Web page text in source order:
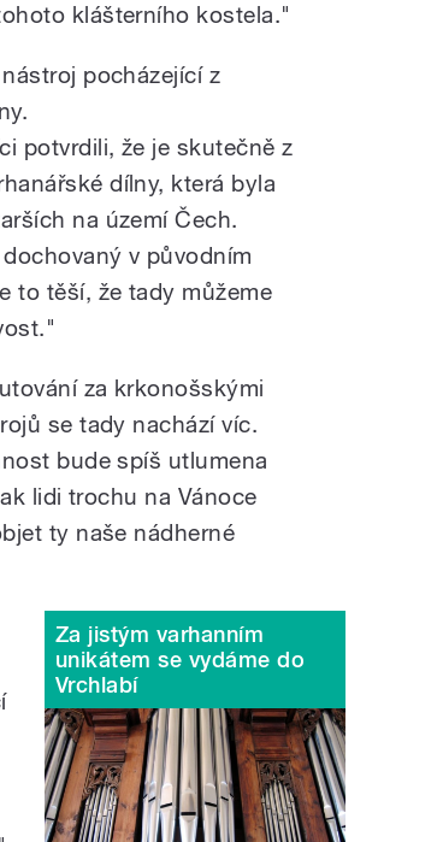
klášterního kostela."
pocházející z
potvrdili, že je skutečně z
dílny, která byla
na území Čech.
v původním
to těší, že tady můžeme
za krkonošskými
se tady nachází víc.
bude spíš utlumena
lidi trochu na Vánoce
ty naše nádherné
Za jistým varhanním
unikátem se vydáme do
Vrchlabí